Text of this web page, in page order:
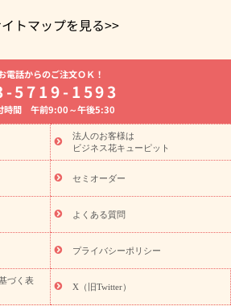
トマップを見る>>
祝いの花特集
誕生日フラワーギフト特集
キョウ)
開店・開業祝い
やみ お供え・お悔やみの花
・葬儀に贈る花 胡蝶蘭・花鉢
イベント
ひまわり ギフト・プレゼント
盆） 季節のイベント
お盆 花（新
盆・初盆）
お盆・お供え 花とセットギ
ザーブドフラワー
ひまわり ギフト・プ
り・お中元・暑中見舞い 花のギフト特集
フト・プレゼント特集
集
敬老の日 花のおすすめランキング
敬
・プレゼント特集
敬老の日 花とセットギ
敬老の日の花 全てのギフト一覧
キャン
ガーディアンズ』コラボキャンペーン
」キャンペーン
誕生日の花を探す
電話からのご注文ＯＫ！
5719-1593
時間 午前9:00～午後5:30
法人のお客様は
ビジネス花キューピット
セミオーダー
よくある質問
プライバシーポリシー
づく表
X（旧Twitter）